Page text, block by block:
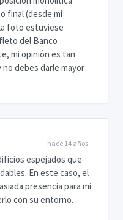
final (desde mi
foto estuviese
del Banco
mi opinión es tan
debes darle mayor
hace 14 años
espejados que
En este caso, el
presencia para mi
con su entorno.